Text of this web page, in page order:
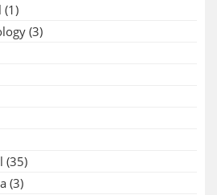
(1)
(3)
(35)
(3)